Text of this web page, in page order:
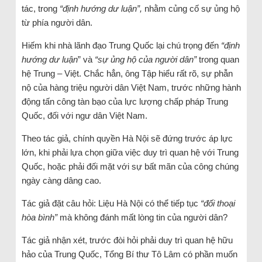
tác, trong “định hướng dư luận”, nhằm củng cố sự ủng hộ
từ phía người dân.
Hiếm khi nhà lãnh đạo Trung Quốc lại chú trọng đến “định
hướng dư luận” và “sự ủng hộ của người dân”trong quan
hệ Trung – Việt. Chắc hẳn, ông Tập hiểu rất rõ, sự phẫn
nộ của hàng triệu người dân Việt Nam, trước những hành
động tấn công tàn bạo của lực lượng chấp pháp Trung
Quốc, đối với ngư dân Việt Nam.
Theo tác giả, chính quyền Hà Nội sẽ đứng trước áp lực
lớn, khi phải lựa chọn giữa việc duy trì quan hệ với Trung
Quốc, hoặc phải đối mặt với sự bất mãn của công chúng
ngày càng dâng cao.
Tác giả đặt câu hỏi: Liệu Hà Nội có thể tiếp tục “đối thoại
hòa bình”mà không đánh mất lòng tin của người dân?
Tác giả nhận xét, trước đòi hỏi phải duy trì quan hệ hữu
hảo của Trung Quốc, Tổng Bí thư Tô Lâm có phần muốn